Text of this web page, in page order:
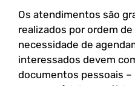
Os atendimentos são
realizados por ordem
necessidade de
interessados devem
documentos pessoais –